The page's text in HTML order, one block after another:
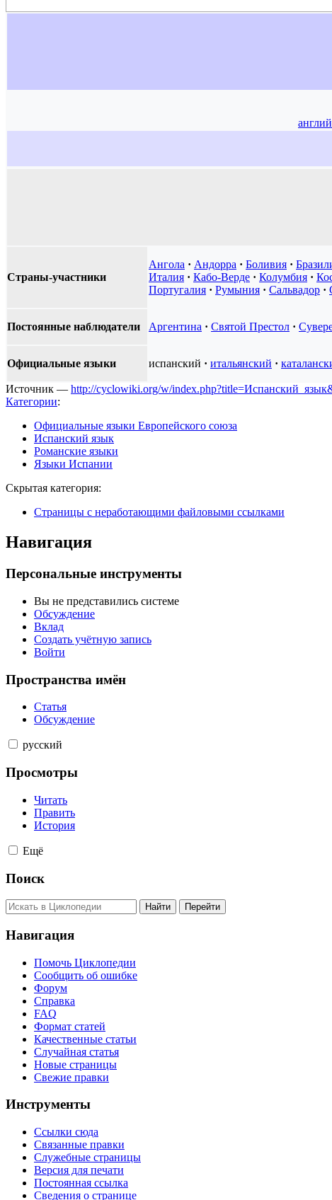
Страны-участники
Ангола · Андорра · Боливия ·
Италия · Кабо-Верде · Колумбия ·
Португалия · Румыния · Сальвадор ·
Постоянные наблюдатели Аргентина · Святой Престол ·
Официальные языки испанский · итальянский ·
Источник — http://cyclowiki.org/w/
Категории:
Официальные языки Европейского союза
Испанский язык
Романские языки
Языки Испании
Скрытая категория:
Страницы с неработающими файловыми ссылками
Навигация
Персональные инструменты
Вы не представились системе
Обсуждение
Вклад
Создать учётную запись
Войти
Пространства имён
Статья
Обсуждение
русский
Просмотры
Читать
Править
История
Ещё
Поиск
Навигация
Помочь Циклопедии
Сообщить об ошибке
Форум
Справка
FAQ
Формат статей
Качественные статьи
Случайная статья
Новые страницы
Свежие правки
Инструменты
Ссылки сюда
Связанные правки
Служебные страницы
Версия для печати
Постоянная ссылка
Сведения о странице